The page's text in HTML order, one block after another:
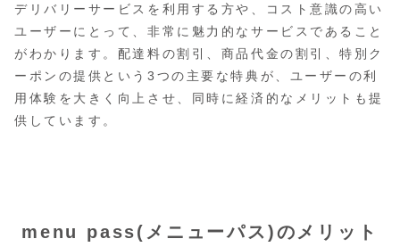
デリバリーサービスを利用する方や、コスト意識の高い
ユーザーにとって、非常に魅力的なサービスであること
がわかります。配達料の割引、商品代金の割引、特別ク
ーポンの提供という3つの主要な特典が、ユーザーの利
用体験を大きく向上させ、同時に経済的なメリットも提
供しています。
menu pass(メニューパス)のメリット